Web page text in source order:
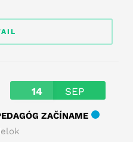
14 SEP
ZAČÍNAME